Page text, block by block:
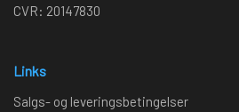
CVR: 20147830
Links
Salgs- og leveringsbetingelser